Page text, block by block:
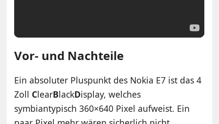
Vor- und Nachteile
Ein absoluter Pluspunkt des Nokia E7 ist das 4
Zoll ClearBlackDisplay, welches
symbiantypisch 360×640 Pixel aufweist. Ein